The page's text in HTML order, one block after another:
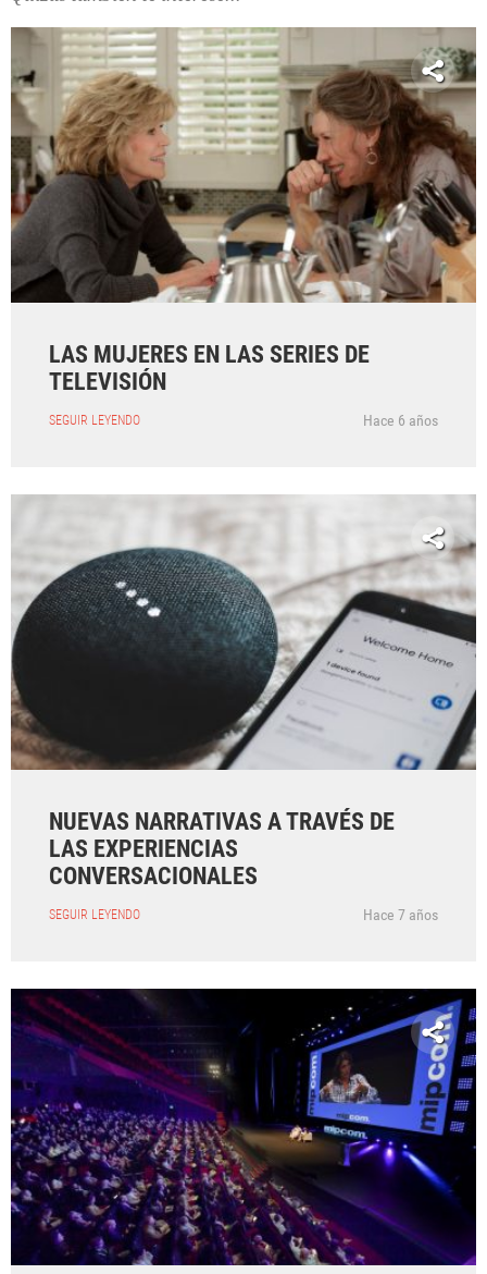
LAS MUJERES EN LAS SERIES DE
TELEVISIÓN
SEGUIR LEYENDO Hace 6 años
NUEVAS NARRATIVAS A TRAVÉS DE
LAS EXPERIENCIAS
CONVERSACIONALES
SEGUIR LEYENDO Hace 7 años